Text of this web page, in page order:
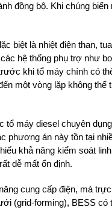
đồng bộ. Khi chúng
biệt là nhiệt điện than,
hệ thống phụ trợ như
khi tổ máy chính có
một vòng lặp không thể
máy diesel chuyên
phương án này tồn tại
khả năng kiểm soát
dễ mất ổn định.
cung cấp điện, mà
(grid-forming), BESS có